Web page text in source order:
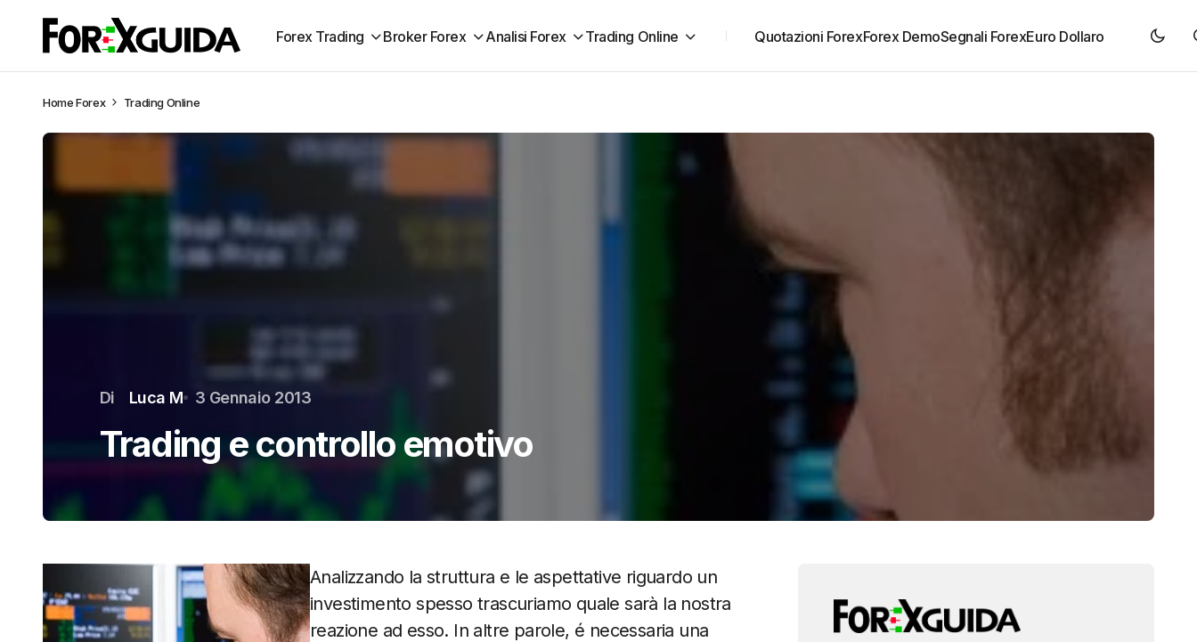
Forex Trading Broker Forex Analisi Forex Trading Online Quotazioni ForexForex DemoSegnali ForexEuro Dollaro
HomeForex Trading Online
Di Luca M 3 Gennaio 2013
Trading e controllo emotivo
Analizzando la struttura e le aspettative riguardo un
investimento spesso trascuriamo quale sarà la nostra
reazione ad esso. In altre parole, é necessaria una